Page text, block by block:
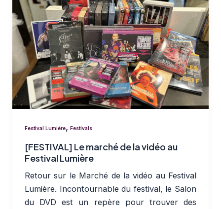
Festival Lumière, Festivals
[FESTIVAL] Le marché de la vidéo au
Festival Lumière
Retour sur le Marché de la vidéo au Festival
Lumière. Incontournable du festival, le Salon
du DVD est un repère pour trouver des